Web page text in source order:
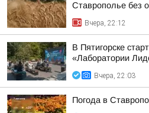
Ставрополье без
Вчера, 22:12
В Пятигорске
«Лаборатории
Вчера, 22:03
Погода в